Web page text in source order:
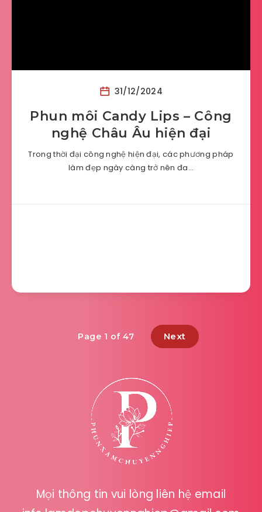
31/12/2024
Phun môi Candy Lips – Công
nghệ Châu Âu hiện đại
Trong thời đại công nghệ hiện đại, các phương pháp
làm đẹp ngày càng trở nên đa…
Page 1 of 47 Next
Mọi thông tin vui lòng liên hệ email